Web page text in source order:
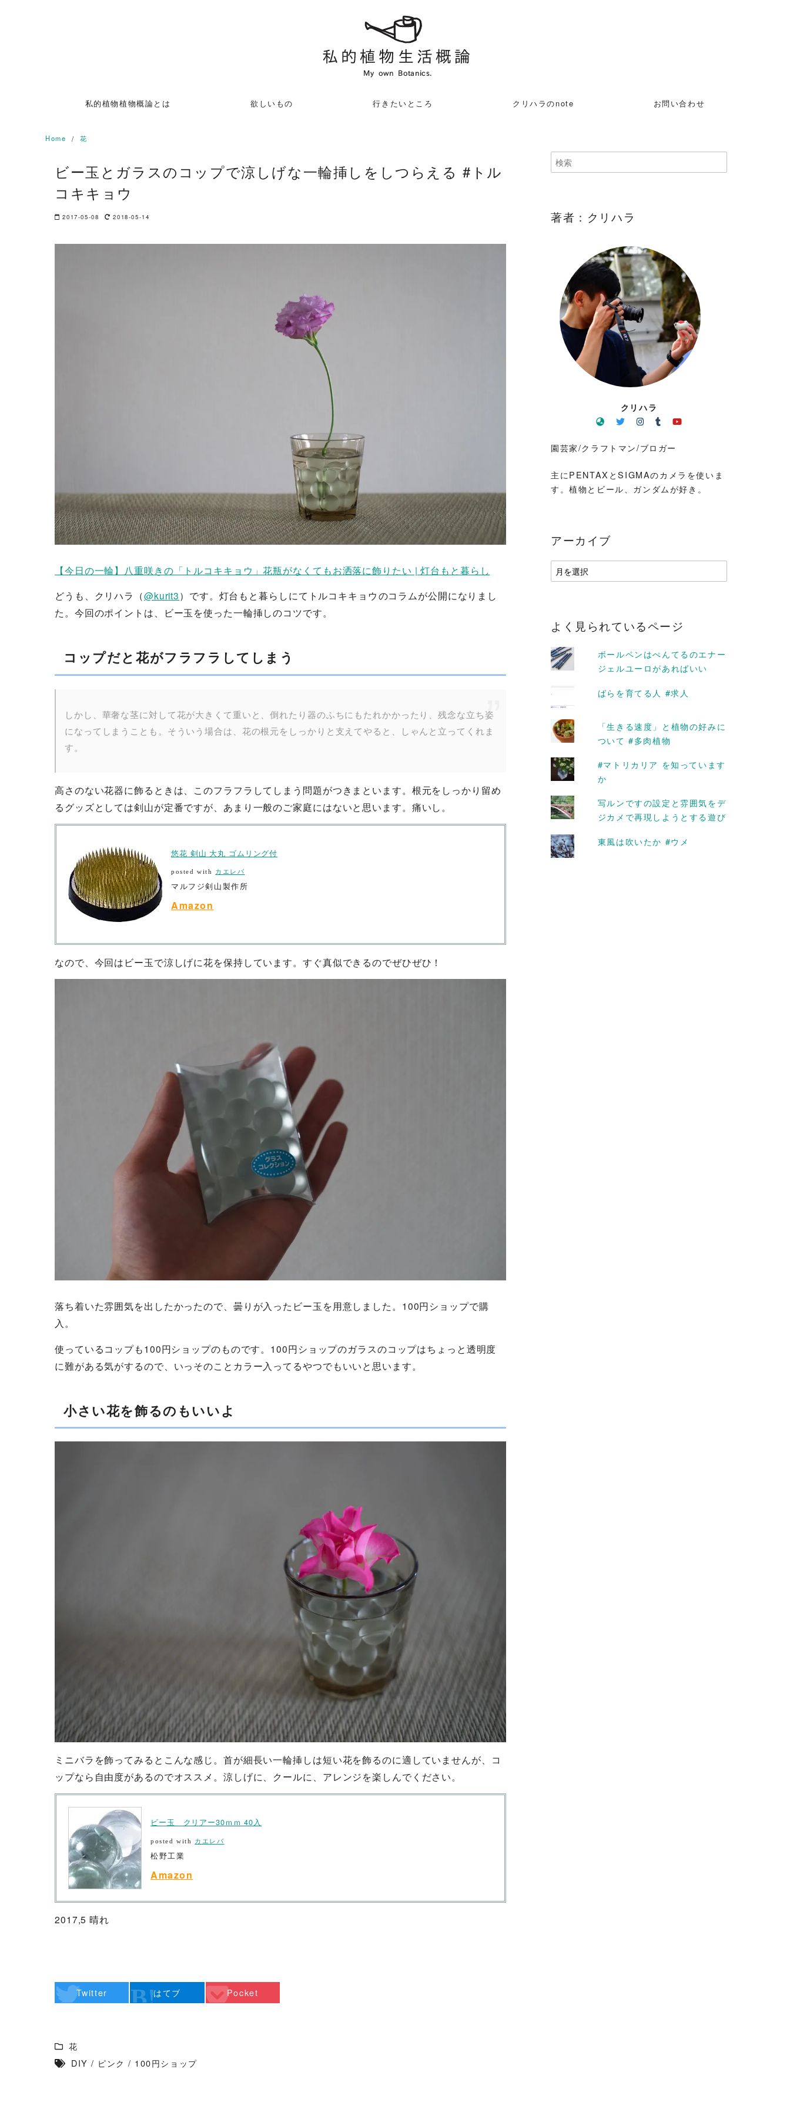
私的植物植物概論とは 欲しいもの 行きたいところ クリハラのnote お問い合わせ
Home 花
ビー玉とガラスのコップで涼しげな一輪挿しをしつらえる #トル
コキキョウ
2017-05-08 2018-05-14
【今日の一輪】八重咲きの「トルコキキョウ」花瓶がなくてもお洒落に飾りたい | 灯台もと暮らし
どうも、クリハラ（@kurit3）です。灯台もと暮らしにてトルコキキョウのコラムが公開になりまし
た。今回のポイントは、ビー玉を使った一輪挿しのコツです。
コップだと花がフラフラしてしまう
しかし、華奢な茎に対して花が大きくて重いと、倒れたり器のふちにもたれかかったり、残念な立ち姿
になってしまうことも。そういう場合は、花の根元をしっかりと支えてやると、しゃんと立ってくれま
す。
高さのない花器に飾るときは、このフラフラしてしまう問題がつきまといます。根元をしっかり留め
るグッズとしては剣山が定番ですが、あまり一般のご家庭にはないと思います。痛いし。
悠花 剣山 大丸 ゴムリング付
posted with カエレバ
マルフジ剣山製作所
Amazon
なので、今回はビー玉で涼しげに花を保持しています。すぐ真似できるのでぜひぜひ！
落ち着いた雰囲気を出したかったので、曇りが入ったビー玉を用意しました。100円ショップで購
入。
使っているコップも100円ショップのものです。100円ショップのガラスのコップはちょっと透明度
に難がある気がするので、いっそのことカラー入ってるやつでもいいと思います。
小さい花を飾るのもいいよ
ミニバラを飾ってみるとこんな感じ。首が細長い一輪挿しは短い花を飾るのに適していませんが、コ
ップなら自由度があるのでオススメ。涼しげに、クールに、アレンジを楽しんでください。
ビー玉 クリアー30ｍｍ 40入
posted with カエレバ
松野工業
Amazon
2017,5 晴れ
Twitter はてブ Pocket
花
DIY / ピンク / 100円ショップ
著者：クリハラ
クリハラ
園芸家/クラフトマン/ブロガー
主にPENTAXとSIGMAのカメラを使いま
す。植物とビール、ガンダムが好き。
アーカイブ
ア
ー
ブ
よく見られているページ
ボールペンはぺんてるのエナー
ジェルユーロがあればいい
ばらを育てる人 #求人
「生きる速度」と植物の好みに
ついて #多肉植物
#マトリカリア を知っています
か
写ルンですの設定と雰囲気をデ
ジカメで再現しようとする遊び
東風は吹いたか #ウメ